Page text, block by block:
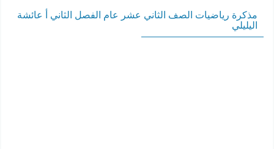
مذكرة رياضيات الصف الثاني عشر عام الفصل الثاني أ عائشة
اليليلي